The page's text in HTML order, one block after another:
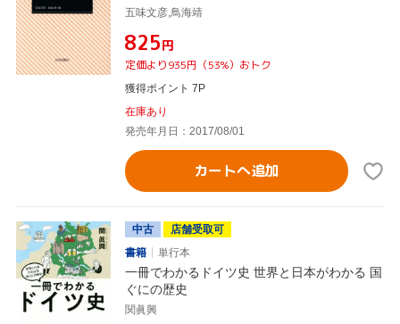
五味文彦,鳥海靖
¥825円
定価より935円（53%）おトク
獲得ポイント 7P
在庫あり
発売年月日：2017/08/01
カートへ追加
中古
店舗受取可
書籍
単行本
一冊でわかるドイツ史 世界と日本がわかる 国
ぐにの歴史
関眞興